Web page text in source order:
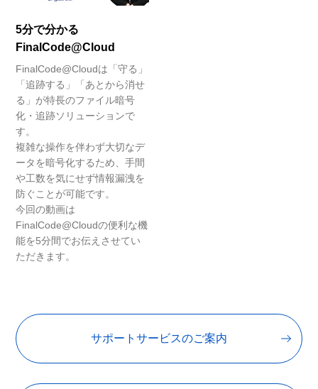
5分で分かる
FinalCode@Cloud
FinalCode@Cloudは「守る」
「追跡する」「あとから消せ
る」が特長のファイル暗号
化・追跡ソリューションで
す。
複雑な操作を伴わず大切なデ
ータを暗号化するため、手間
や工数を気にせず情報漏洩を
防ぐことが可能です。
今回の動画は
FinalCode@Cloudの便利な機
能を5分間でお伝えさせてい
ただきます。
サポートサービスのご案内